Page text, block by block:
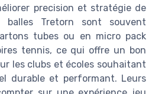
precision et stratégie de
balles Tretorn sont souvent
tubes ou en micro pack
tennis, ce qui offre un bon
les clubs et écoles souhaitant
durable et performant. Leurs